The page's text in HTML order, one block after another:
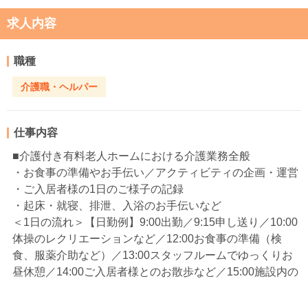
求人内容
職種
介護職・ヘルパー
仕事内容
■介護付き有料老人ホームにおける介護業務全般
・お食事の準備やお手伝い／アクティビティの企画・運営
・ご入居者様の1日のご様子の記録
・起床・就寝、排泄、入浴のお手伝いなど
＜1日の流れ＞【日勤例】9:00出勤／9:15申し送り／10:00
体操のレクリエーションなど／12:00お食事の準備（検
食、服薬介助など）／13:00スタッフルームでゆっくりお
昼休憩／14:00ご入居者様とのお散歩など／15:00施設内の